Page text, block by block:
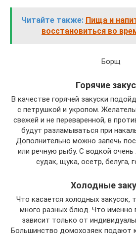
Читайте также: Пища и
восстановиться во
Борщ
Горячие
В качестве горячей закуски
с петрушкой и укропом.
свежей и не переваренной, в
будут разламываться при
Дополнительно можно запечь
или речную рыбу. С водкой
судак, щука, осетр, белуга,
Холодные
Что касается холодных закусок,
много разных блюд. Что именно
зависит только от
Большинство домохозяек подают